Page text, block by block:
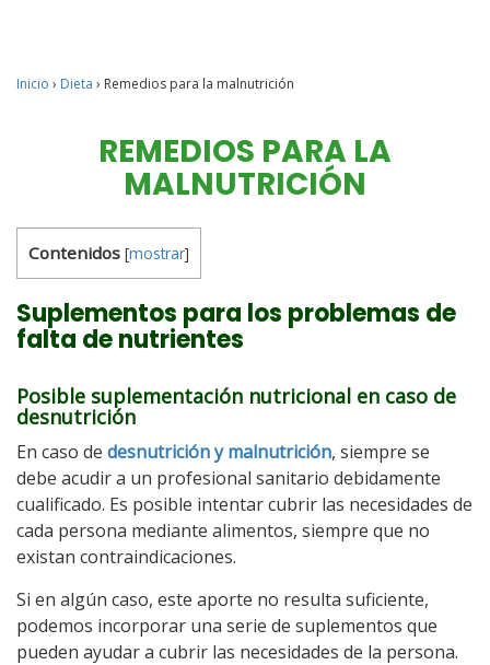
Inicio › Dieta › Remedios para la malnutrición
REMEDIOS PARA LA
MALNUTRICIÓN
Contenidos [mostrar]
Suplementos para los problemas de
falta de nutrientes
Posible suplementación nutricional en caso de
desnutrición
En caso de desnutrición y malnutrición, siempre se
debe acudir a un profesional sanitario debidamente
cualificado. Es posible intentar cubrir las necesidades de
cada persona mediante alimentos, siempre que no
existan contraindicaciones.
Si en algún caso, este aporte no resulta suficiente,
podemos incorporar una serie de suplementos que
pueden ayudar a cubrir las necesidades de la persona.